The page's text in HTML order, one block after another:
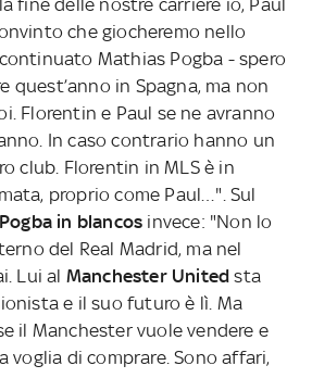
che giocheremo nello
Mathias Pogba - spero
quest’anno in Spagna, ma non
Florentin e Paul se ne avranno
In caso contrario hanno un
club. Florentin in MLS è in
proprio come Paul…". Sul
Pogba in blancos invece: "Non lo
del Real Madrid, ma nel
Lui al Manchester Unitedsta
e il suo futuro è lì. Ma
il Manchester vuole vendere e
voglia di comprare. Sono affari,